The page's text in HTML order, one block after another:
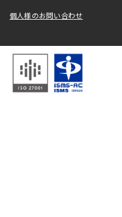
個人様のお問い合わせ